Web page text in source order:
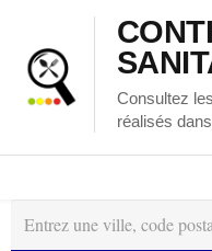
Consultez
réalisés
Autour
de